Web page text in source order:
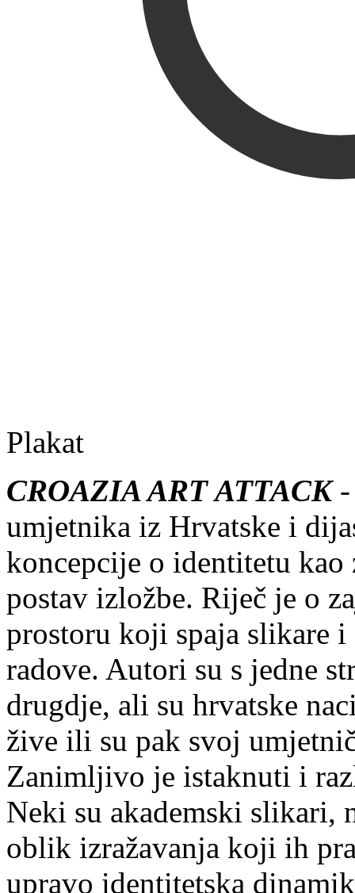
Plakat
CROAZIA ART ATTACK
umjetnika iz Hrvatske i
koncepcije o identitetu
postav izložbe. Riječ je o
prostoru koji spaja slikare
radove. Autori su s jedne
drugdje, ali su hrvatske
žive ili su pak svoj
Zanimljivo je istaknuti i
Neki su akademski
oblik izražavanja koji ih
upravo identitetska